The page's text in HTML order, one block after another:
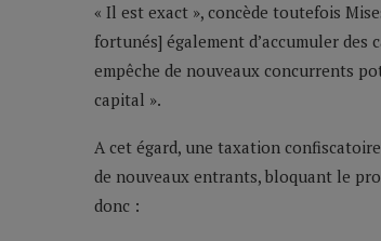
« Il est exact », concède toutefois
fortunés] également d’accumuler
empêche de nouveaux concurrents
capital ».
A cet égard, une taxation
de nouveaux entrants, bloquant le
donc :